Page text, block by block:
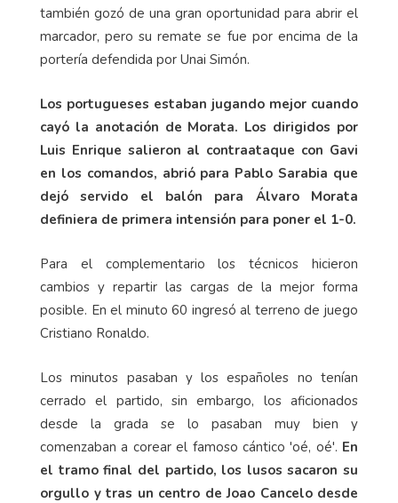
también gozó de una gran oportunidad para abrir el
marcador, pero su remate se fue por encima de la
portería defendida por Unai Simón.
Los portugueses estaban jugando mejor cuando
cayó la anotación de Morata. Los dirigidos por
Luis Enrique salieron al contraataque con Gavi
en los comandos, abrió para Pablo Sarabia que
dejó servido el balón para Álvaro Morata
definiera de primera intensión para poner el 1-0.
Para el complementario los técnicos hicieron
cambios y repartir las cargas de la mejor forma
posible. En el minuto 60 ingresó al terreno de juego
Cristiano Ronaldo.
Los minutos pasaban y los españoles no tenían
cerrado el partido, sin embargo, los aficionados
desde la grada se lo pasaban muy bien y
comenzaban a corear el famoso cántico 'oé, oé'. En
el tramo final del partido, los lusos sacaron su
orgullo y tras un centro de Joao Cancelo desde